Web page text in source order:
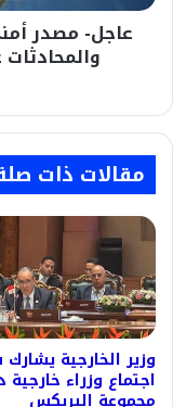
عبر
التطبيقات
عاجل- مصدر
مقالات ذات
وزير الخارجية
اجتماع وزراء
مجموعة البريكس